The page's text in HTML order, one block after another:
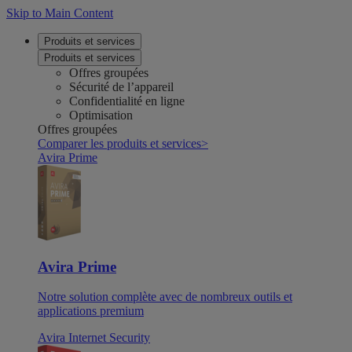
Skip to Main Content
Produits et services
Produits et services
Offres groupées
Sécurité de l’appareil
Confidentialité en ligne
Optimisation
Offres groupées
Comparer les produits et services>
Avira Prime
Avira Prime
Notre solution complète avec de nombreux outils et
applications premium
Avira Internet Security